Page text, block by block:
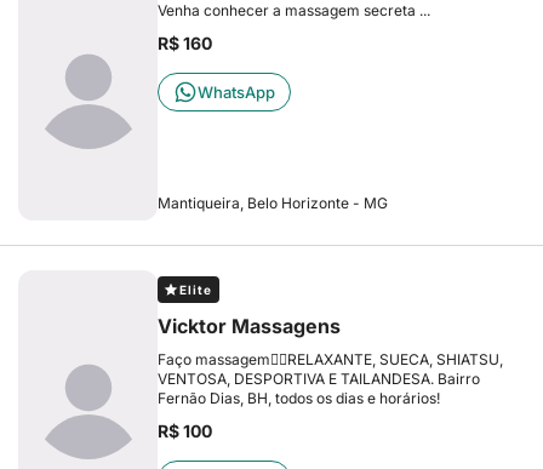
Venha conhecer a massagem secreta ...
R$ 160
WhatsApp
Mantiqueira, Belo Horizonte - MG
Elite
Vicktor Massagens
Faço massagem😶‍🌫️RELAXANTE, SUECA, SHIATSU,
VENTOSA, DESPORTIVA E TAILANDESA. Bairro
Fernão Dias, BH, todos os dias e horários!
R$ 100